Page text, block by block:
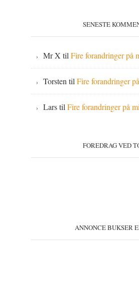
SENESTE
Mr X tilFire forandringer på
Torsten tilFire forandringer
LarstilFire forandringer på
FOREDRAG VED
ANNONCE BUKSER